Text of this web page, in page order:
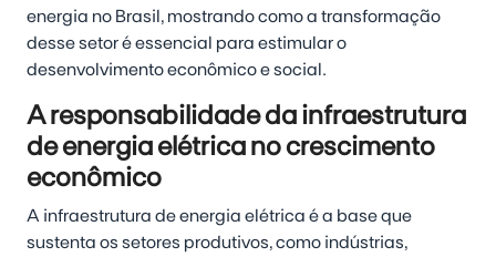
energia no Brasil, mostrando como a transformação
desse setor é essencial para estimular o
desenvolvimento econômico e social.
A responsabilidade da infraestrutura
de energia elétrica no crescimento
econômico
A infraestrutura de energia elétrica é a base que
sustenta os setores produtivos, como indústrias,